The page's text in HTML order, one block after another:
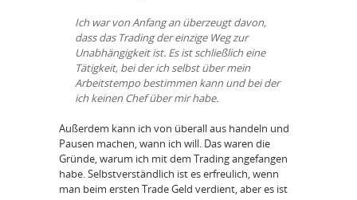
Ich war von Anfang an überzeugt davon,
dass das Trading der einzige Weg zur
Unabhängigkeit ist. Es ist schließlich eine
Tätigkeit, bei der ich selbst über mein
Arbeitstempo bestimmen kann und bei der
ich keinen Chef über mir habe.
Außerdem kann ich von überall aus handeln und
Pausen machen, wann ich will. Das waren die
Gründe, warum ich mit dem Trading angefangen
habe. Selbstverständlich ist es erfreulich, wenn
man beim ersten Trade Geld verdient, aber es ist